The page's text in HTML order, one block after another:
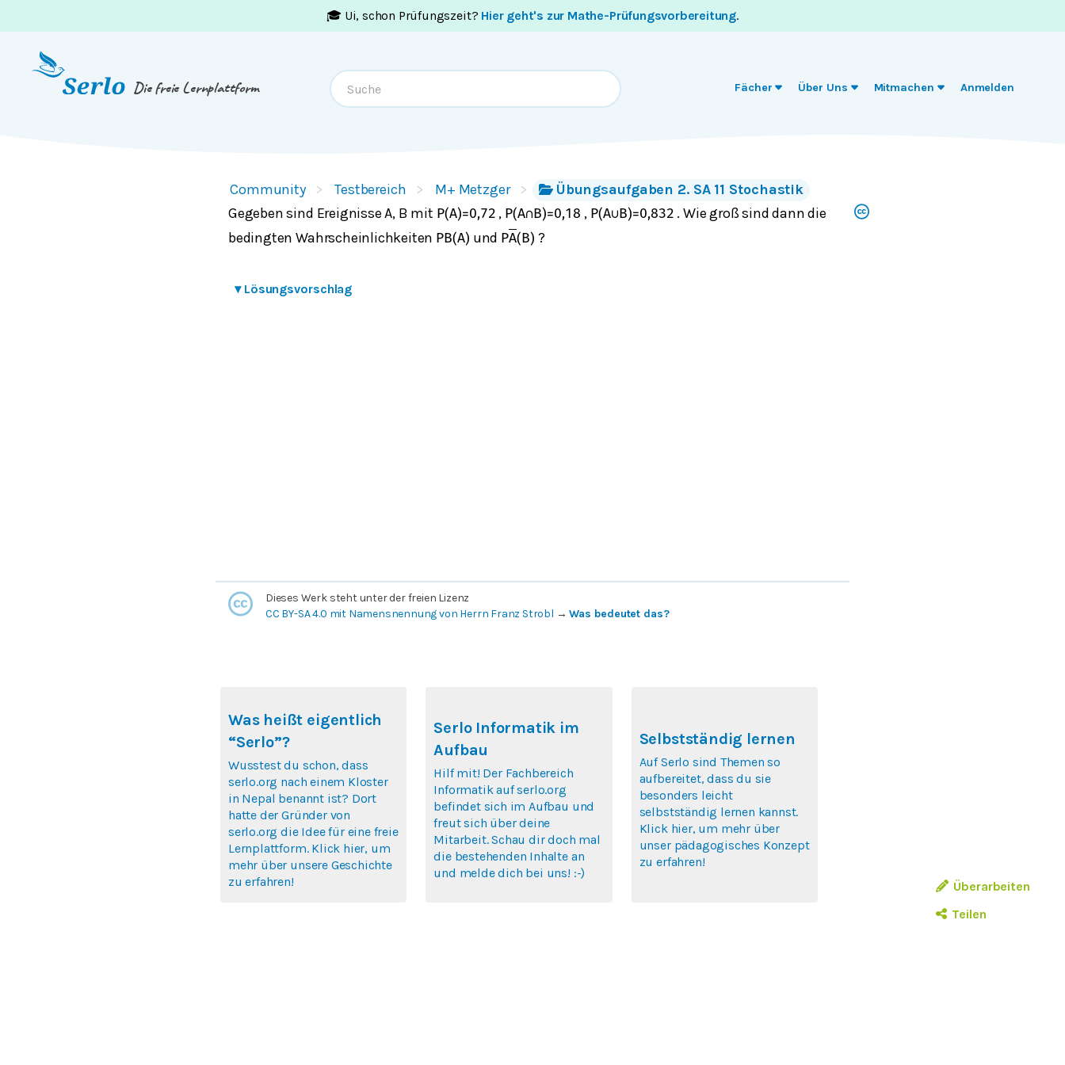
🎓 Ui, schon Prüfungszeit? Hier geht's zur Mathe-Prüfungsvorbereitung.
Die freie Lernplattform Fächer Über Uns Mitmachen Anmelden
Community Testbereich M+ Metzger
Übungsaufgaben 2. SA 11 Stochastik
Gegeben sind Ereignisse A, B mit P(A)=0,72 , P(A∩ B)=0,18 , P(A∪ B)=0,832 . Wie groß sind dann die
bedingten Wahrscheinlichkeiten PB(A) und PA( B) ?
▾ Lösungsvorschlag
Überarbeiten
Teilen
Dieses Werk steht unter der freien Lizenz
CC BY-SA 4.0 mit Namensnennung von Herrn Franz Strobl →Was bedeutet das?
Was heißt eigentlich
“Serlo”?
Wusstest du schon, dass
serlo.org nach einem Kloster
in Nepal benannt ist? Dort
hatte der Gründer von
serlo.org die Idee für eine freie
Lernplattform. Klick hier, um
mehr über unsere Geschichte
zu erfahren!
Serlo Informatik im
Aufbau
Hilf mit! Der Fachbereich
Informatik auf serlo.org
befindet sich im Aufbau und
freut sich über deine
Mitarbeit. Schau dir doch mal
die bestehenden Inhalte an
und melde dich bei uns! :-)
Selbstständig lernen
Auf Serlo sind Themen so
aufbereitet, dass du sie
besonders leicht
selbstständig lernen kannst.
Klick hier, um mehr über
unser pädagogisches Konzept
zu erfahren!